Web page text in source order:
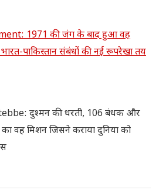
1971 की जंग के बाद हुआ वह
पाकिस्तान संबंधों की नई रूपरेखा तय
दुश्मन की धरती, 106 बंधक और
वह मिशन जिसने कराया दुनिया को